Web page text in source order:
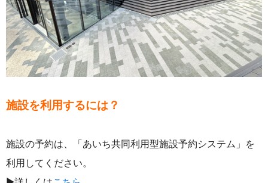
施設を利用するには？
施設の予約は、「あいち共同利用型施設予約システム」を
利用してください。